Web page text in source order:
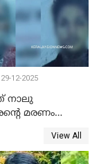
12-2025
നാലു
മരണം
View All